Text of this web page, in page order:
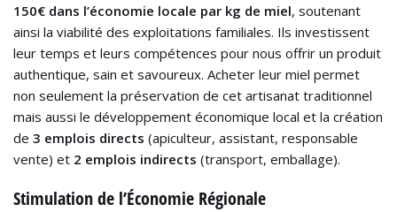
150€ dans l’économie locale par kg de miel, soutenant
ainsi la viabilité des exploitations familiales. Ils investissent
leur temps et leurs compétences pour nous offrir un produit
authentique, sain et savoureux. Acheter leur miel permet
non seulement la préservation de cet artisanat traditionnel
mais aussi le développement économique local et la création
de 3 emplois directs (apiculteur, assistant, responsable
vente) et 2 emplois indirects (transport, emballage).
Stimulation de l’Économie Régionale